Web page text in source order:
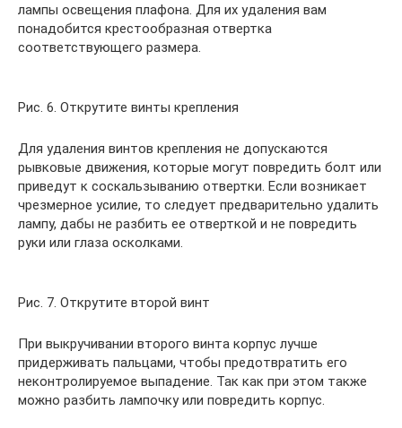
лампы освещения плафона. Для их удаления вам
понадобится крестообразная отвертка
соответствующего размера.
Рис. 6. Открутите винты крепления
Для удаления винтов крепления не допускаются
рывковые движения, которые могут повредить болт или
приведут к соскальзыванию отвертки. Если возникает
чрезмерное усилие, то следует предварительно удалить
лампу, дабы не разбить ее отверткой и не повредить
руки или глаза осколками.
Рис. 7. Открутите второй винт
При выкручивании второго винта корпус лучше
придерживать пальцами, чтобы предотвратить его
неконтролируемое выпадение. Так как при этом также
можно разбить лампочку или повредить корпус.